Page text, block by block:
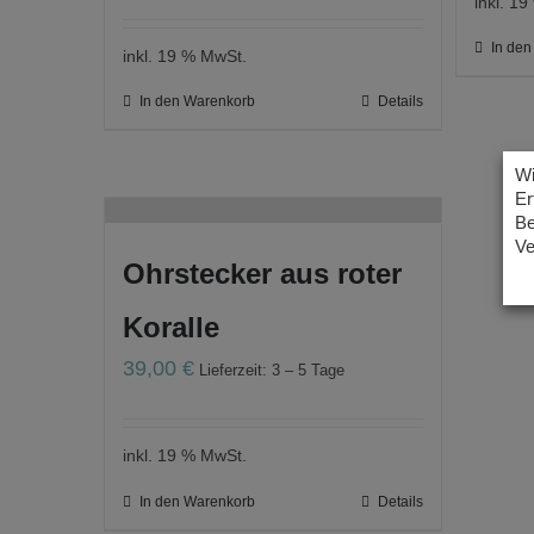
inkl. 19 % MwSt.
In den Warenkorb Details
In
Ohrstecker aus roter
Koralle
39,00 € Lieferzeit: 3 – 5 Tage
inkl. 19 % MwSt.
In den Warenkorb Details